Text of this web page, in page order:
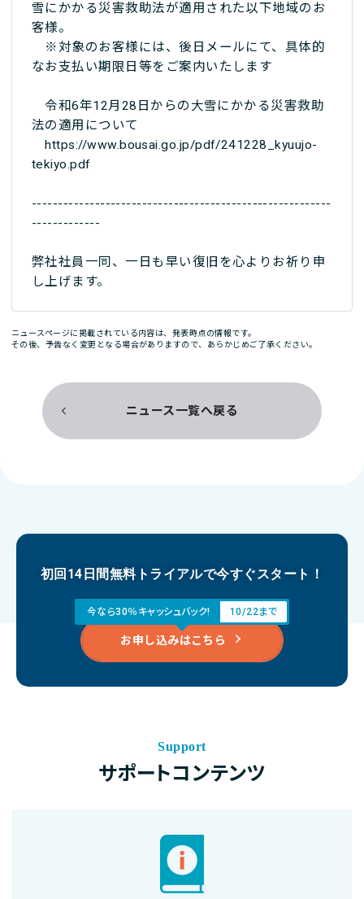
雪にかかる災害救助法が適用された以下地域のお
客様。
※対象のお客様には、後日メールにて、具体的
なお支払い期限日等をご案内いたします
令和6年12月28日からの大雪にかかる災害救助
法の適用について
https://www.bousai.go.jp/pdf/241228_kyuujo-
tekiyo.pdf
---------------------------------------------------------
-------------
弊社社員一同、一日も早い復旧を心よりお祈り申
し上げます。
ニュースページに掲載されている内容は、発表時点の情報です。
その後、予告なく変更となる場合がありますので、あらかじめご了承ください。
ニュース一覧へ戻る
初回14日間無料トライアルで今すぐスタート！
今なら30％キャッシュバック! 10/22まで
お申し込みはこちら
Support
サポートコンテンツ